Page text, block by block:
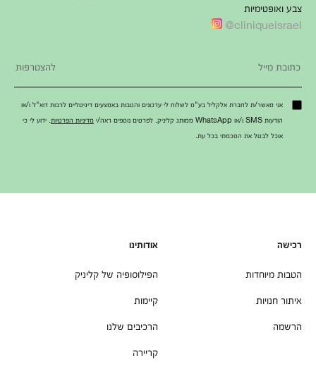
צבע ואופטימיות
cliniqueisrael@
אני מאשר/ת לחברת אלקליל בע"מ לשלוח לי עדכונים והטבות באמצעים דיגיטליים לרבות דוא"ל ו/או
הודעות SMS ו/או WhatsApp ממותג קליניק. לפרטים נוספים ראה/י
מדיניות הפרטיות . ידוע לי כי
אוכל לבטל את הסכמתי בכל עת.
רכישה
הטבות מיוחדות
איתור חנויות
הרשמה
אודותינו
הפילוסופיה של קליניק
קיימות
הרכיבים שלנו
קריירה